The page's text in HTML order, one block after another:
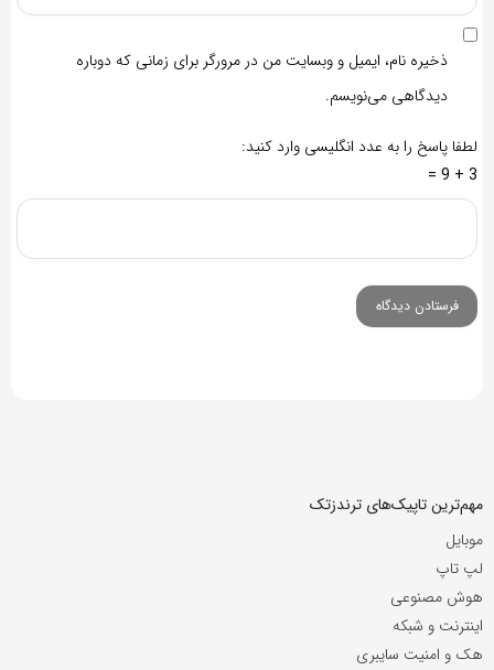
ذخیره نام، ایمیل و وبسایت من در مرورگر برای زمانی که دوباره
دیدگاهی می‌نویسم.
لطفا پاسخ را به عدد انگلیسی وارد کنید:
3 + 9 =
مهم‌ترین تاپیک‌های ترندزتک
موبایل
لپ تاپ
هوش مصنوعی
اینترنت و شبکه
هک و امنیت سایبری